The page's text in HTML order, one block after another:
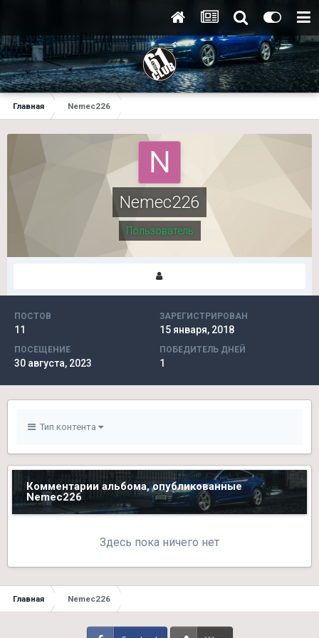
Главная Nemec226
Nemec226
Пользователь
ПОСТОВ
11
ЗАРЕГИСТРИРОВАН
15 января, 2018
ПОСЕЩЕНИЕ
30 августа, 2023
ПОБЕДИТЕЛЬ ДНЕЙ
1
Тип контента
Комментарии альбома, опубликованные
Nemec226
Здесь пока ничего нет
Главная Nemec226